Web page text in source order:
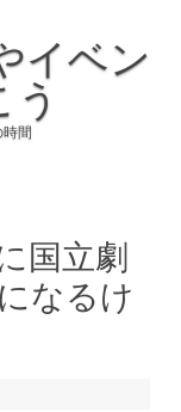
イベン
う
時間
国立劇
なるけ